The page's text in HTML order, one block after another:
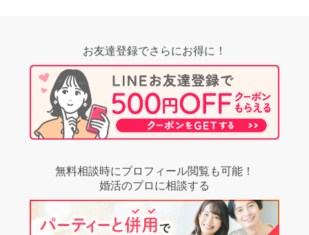
お友達登録でさらにお得に！
無料相談時にプロフィール閲覧も可能！
婚活のプロに相談する